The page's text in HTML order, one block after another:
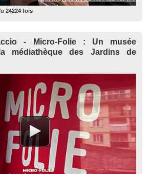
24224 fois
- Micro-Folie : Un musée
médiathèque des Jardins de